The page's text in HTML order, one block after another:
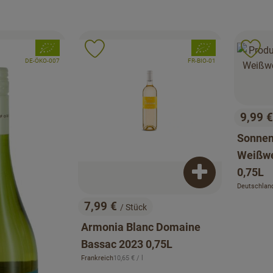
, Verband:
, Kontrollstelle:
DE-ÖKO-007
hinzufügen
, Preis:
7,99 € / Stück
Armonia Blanc Domaine
Bassac 2023 0,75L
, Herkunft:
Frankreich, Referenzpreis:
10,65 € / l
Produkt zum
, Verband:
, Kontrollstelle:
FR-BIO-01
Produkt zu Favouriten hinzufügen
, Preis:
9,99 €
0,75L
, Herkunft: